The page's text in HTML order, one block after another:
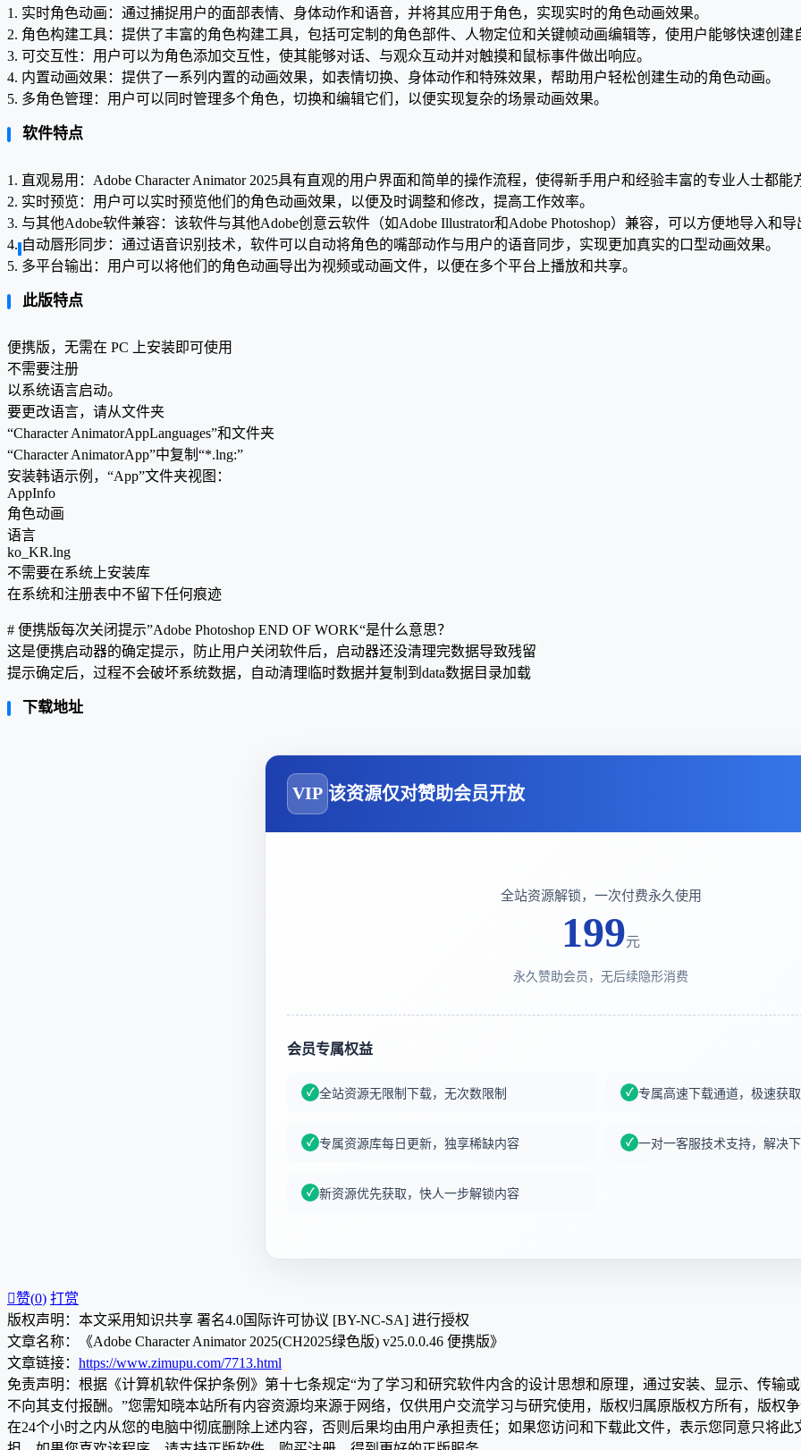
1. 实时角色动画：通过捕捉用户的面部表情、身体动作和语音，并将其应用于角色，实现实时的角色动画效果。
2. 角色构建工具：提供了丰富的角色构建工具，包括可定制的角色部件、人物定位和关键帧动画编辑等，使用户能够快速创建
3. 可交互性：用户可以为角色添加交互性，使其能够对话、与观众互动并对触摸和鼠标事件做出响应。
4. 内置动画效果：提供了一系列内置的动画效果，如表情切换、身体动作和特殊效果，帮助用户轻松创建生动的角色动画。
5. 多角色管理：用户可以同时管理多个角色，切换和编辑它们，以便实现复杂的场景动画效果。
软件特点
1. 直观易用：Adobe Character Animator 2025具有直观的用户界面和简单的操作流程，使得新手用户和经验丰富的专业人士都能
2. 实时预览：用户可以实时预览他们的角色动画效果，以便及时调整和修改，提高工作效率。
3. 与其他Adobe软件兼容：该软件与其他Adobe创意云软件（如Adobe Illustrator和Adobe Photoshop）兼容，可以方便地导入和导
4. 自动唇形同步：通过语音识别技术，软件可以自动将角色的嘴部动作与用户的语音同步，实现更加真实的口型动画效果。
5. 多平台输出：用户可以将他们的角色动画导出为视频或动画文件，以便在多个平台上播放和共享。
此版特点
便携版，无需在 PC 上安装即可使用
不需要注册
以系统语言启动。
要更改语言，请从文件夹
“Character AnimatorAppLanguages”和文件夹
“Character AnimatorApp”中复制“*.lng:”
安装韩语示例，“App”文件夹视图：
AppInfo
角色动画
语言
ko_KR.lng
不需要在系统上安装库
在系统和注册表中不留下任何痕迹
# 便携版每次关闭提示”Adobe Photoshop END OF WORK“是什么意思？
这是便携启动器的确定提示，防止用户关闭软件后，启动器还没清理完数据导致残留
提示确定后，过程不会破坏系统数据，自动清理临时数据并复制到data数据目录加载
下载地址
VIP 该资源仅对赞助会员开放
全站资源解锁，一次付费永久使用
199元
永久赞助会员，无后续隐形消费
会员专属权益
全站资源无限制下载，无次数限制 专属高速下载通道，极速获
专属资源库每日更新，独享稀缺内容 一对一客服技术支持，解决
新资源优先获取，快人一步解锁内容
赞(0) 打赏
版权声明：本文采用知识共享 署名4.0国际许可协议 [BY-NC-SA] 进行授权
文章名称：《Adobe Character Animator 2025(CH2025绿色版) v25.0.0.46 便携版》
文章链接： https://www.zimupu.com/7713.html
免责声明：根据《计算机软件保护条例》第十七条规定“为了学习和研究软件内含的设计思想和原理，通过安装、显示、传输
不向其支付报酬。”您需知晓本站所有内容资源均来源于网络，仅供用户交流学习与研究使用，版权归属原版权方所有，版权
在24个小时之内从您的电脑中彻底删除上述内容，否则后果均由用户承担责任；如果您访问和下载此文件，表示您同意只将